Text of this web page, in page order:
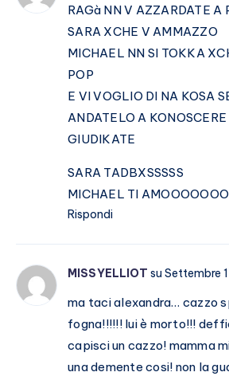
RAGà NN V AZZARDATE A
SARA XCHE V AMMAZZO
MICHAEL NN SI TOKKA
POP
E VI VOGLIO DI NA KOSA
ANDATELO A
GIUDIKATE
SARA TADBXSSSSS
MICHAEL TI
Rispondi
MISSYELLIOT su Settembre
ma taci alexandra… cazzo
fogna!!!!!! lui è morto!!!
capisci un cazzo! mamma
una demente cosi! non la